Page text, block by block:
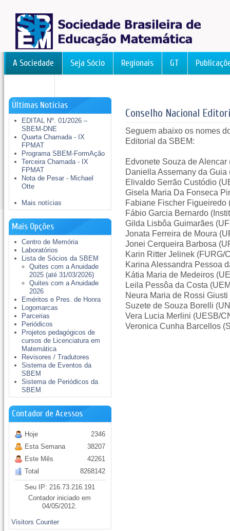
A Sociedade Seja Sócio Regionais GT
Últimas Notícias
EDITAL Nº. 01/2026 –
SBEM-DNE
Quarta Chamada - IX
FPMAT
Programa SBEM-FormAção
Terceira Chamada - IX
FPMAT
Nota de Pesar - Michael
Otte
Mais notícias
Mais Opções
Centro de Memória
Laboratórios
Lista de Sócios da SBEM
Quites com a Anuidade
2025 (até 31/03/2026)
Quites com a Anuidade
2026
Eméritos e Pres. de Honra
Logomarcas
Parcerias
Periódicos
Projetos pedagógicos de
cursos de Licenciatura em
Matemática
Revisores / Tradutores
Sistema de Eventos da
SBEM
Sistema de Periódicos da
SBEM
Contador de Acessos
Hoje
Esta Semana
Este Mês
Total
2346
38207
42261
8268142
Seu IP: 216.73.216.191
Contador iniciado em
04/05/2012.
Visitors Counter
Conselho Nacional
Seguem abaixo os nomes
Editorial da SBEM:
Edvonete Souza de
Daniella Assemany da
Elivaldo Serrão Custódio
Gisela Maria Da Fonseca
Fabiane Fischer
Fábio Garcia Bernardo
Gilda Lisbôa Guimarães
Jonata Ferreira de Moura
Jonei Cerqueira Barbosa
Karin Ritter Jelinek (FURG/
Karina Alessandra Pessoa
Kátia Maria de Medeiros
Leila Pessôa da Costa
Neura Maria de Rossi
Suzete de Souza Borelli
Vera Lucia Merlini (UESB/
Veronica Cunha Barcellos